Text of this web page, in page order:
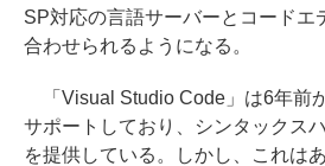
SP対応の言語サーバーとコードエ
合わせられるようになる。
「Visual Studio Code」は6年前
サポートしており、シンタックス
を提供している。しかし、これは